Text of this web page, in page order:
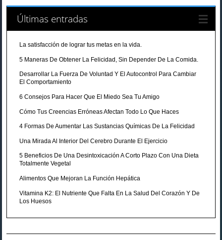
Últimas entradas
La satisfacción de lograr tus metas en la vida.
5 Maneras De Obtener La Felicidad, Sin Depender De La Comida.
Desarrollar La Fuerza De Voluntad Y El Autocontrol Para Cambiar
El Comportamiento
6 Consejos Para Hacer Que El Miedo Sea Tu Amigo
Cómo Tus Creencias Erróneas Afectan Todo Lo Que Haces
4 Formas De Aumentar Las Sustancias Químicas De La Felicidad
Una Mirada Al Interior Del Cerebro Durante El Ejercicio
5 Beneficios De Una Desintoxicación A Corto Plazo Con Una Dieta
Totalmente Vegetal
Alimentos Que Mejoran La Función Hepática
Vitamina K2: El Nutriente Que Falta En La Salud Del Corazón Y De
Los Huesos